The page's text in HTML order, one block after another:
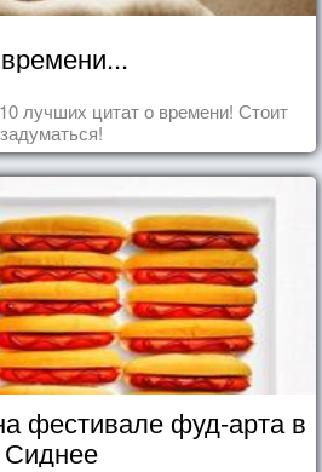
лучших цитат о времени! Стоит
задуматься!
фестивале фуд-арта в
Сиднее